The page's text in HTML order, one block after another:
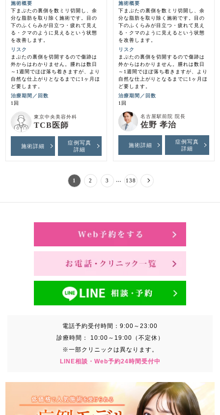
施術概要
下まぶたの裏側を数ミリ切開し、余
分な脂肪を取り除く施術です。目の
下のふくらみが目立つ・疲れて見え
る・クマのように見えるという状態
を改善します。
リスク
まぶたの裏側を切開するので傷跡は
外からはわかりません。腫れは数日
～1週間でほぼ落ち着きますが、より
自然な仕上がりとなるまでに1ヶ月ほ
ど要します。
治療期間／回数
1回
東京中央美容外科
TCB医師
施術詳細
症例写真
詳細
施術概要
下まぶたの裏側を数ミリ切開し、余
分な脂肪を取り除く施術です。目の
下のふくらみが目立つ・疲れて見え
る・クマのように見えるという状態
を改善します。
リスク
まぶたの裏側を切開するので傷跡は
外からはわかりません。腫れは数日
～1週間でほぼ落ち着きますが、より
自然な仕上がりとなるまでに1ヶ月ほ
ど要します。
治療期間／回数
1回
名古屋駅前院 院長
佐野 孝治
施術詳細
症例写真
詳細
1 2 3 … 138
電話予約受付時間： 9:00～23:00
診療時間：
10:00～19:00（不定休）
※一部クリニックは異なります。
LINE相談・Web予約24時間受付中